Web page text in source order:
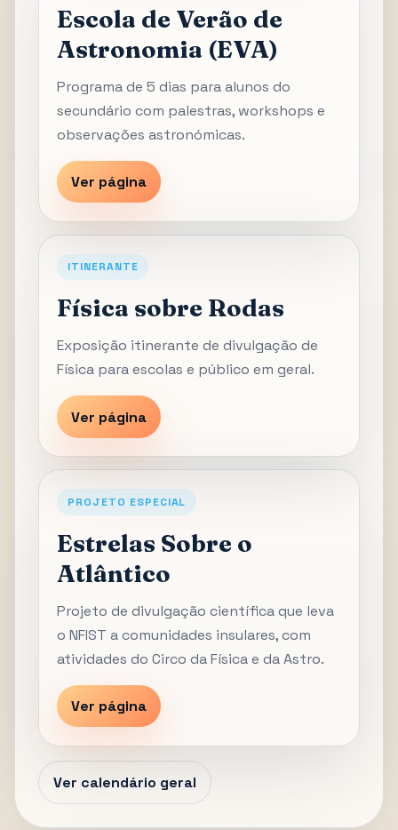
Escola de Verão de
Astronomia (EVA)
Programa de 5 dias para alunos do
secundário com palestras, workshops e
observações astronómicas.
Ver página
ITINERANTE
Física sobre Rodas
Exposição itinerante de divulgação de
Física para escolas e público em geral.
Ver página
PROJETO ESPECIAL
Estrelas Sobre o
Atlântico
Projeto de divulgação científica que leva
o NFIST a comunidades insulares, com
atividades do Circo da Física e da Astro.
Ver página
Ver calendário geral